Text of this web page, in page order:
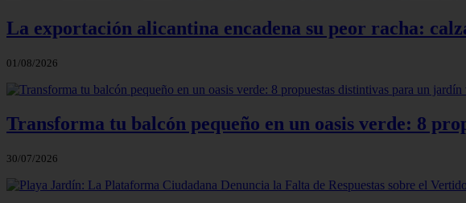
La exportación alicantina encadena su peor racha:
01/08/2026
Transforma tu balcón pequeño en un oasis verde: 8
30/07/2026